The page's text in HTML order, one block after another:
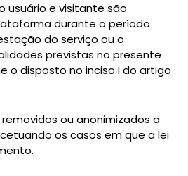
usuário e visitante são
durante o período
do serviço ou o
previstas no presente
o disposto no inciso I do artigo
ou anonimizados a
os casos em que a lei